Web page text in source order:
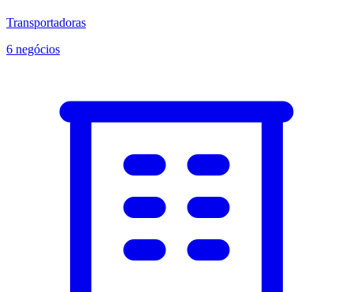
Transportadoras
6 negócios